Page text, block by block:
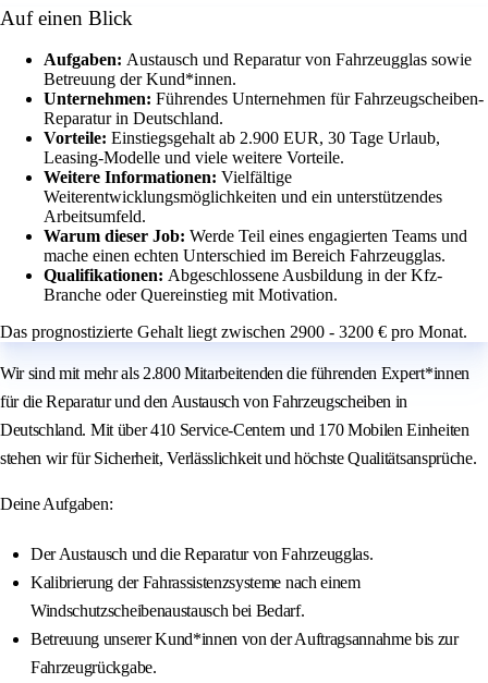
Auf einen Blick
Aufgaben: Austausch und Reparatur von Fahrzeugglas sowie
Betreuung der Kund*innen.
Unternehmen: Führendes Unternehmen für Fahrzeugscheiben-
Reparatur in Deutschland.
Vorteile: Einstiegsgehalt ab 2.900 EUR, 30 Tage Urlaub,
Leasing-Modelle und viele weitere Vorteile.
Weitere Informationen: Vielfältige
Weiterentwicklungsmöglichkeiten und ein unterstützendes
Arbeitsumfeld.
Warum dieser Job: Werde Teil eines engagierten Teams und
mache einen echten Unterschied im Bereich Fahrzeugglas.
Qualifikationen: Abgeschlossene Ausbildung in der Kfz-
Branche oder Quereinstieg mit Motivation.
Das prognostizierte Gehalt liegt zwischen 2900 - 3200 € pro Monat.
Wir sind mit mehr als 2.800 Mitarbeitenden die führenden Expert*innen
für die Reparatur und den Austausch von Fahrzeugscheiben in
Deutschland. Mit über 410 Service-Centern und 170 Mobilen Einheiten
stehen wir für Sicherheit, Verlässlichkeit und höchste Qualitätsansprüche.
Deine Aufgaben:
Der Austausch und die Reparatur von Fahrzeugglas.
Kalibrierung der Fahrassistenzsysteme nach einem
Windschutzscheibenaustausch bei Bedarf.
Betreuung unserer Kund*innen von der Auftragsannahme bis zur
Fahrzeugrückgabe.